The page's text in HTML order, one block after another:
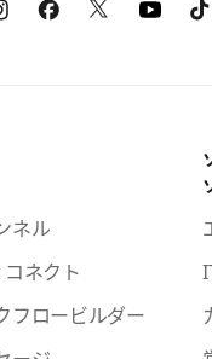
ネル
ネクト
フロービルダー